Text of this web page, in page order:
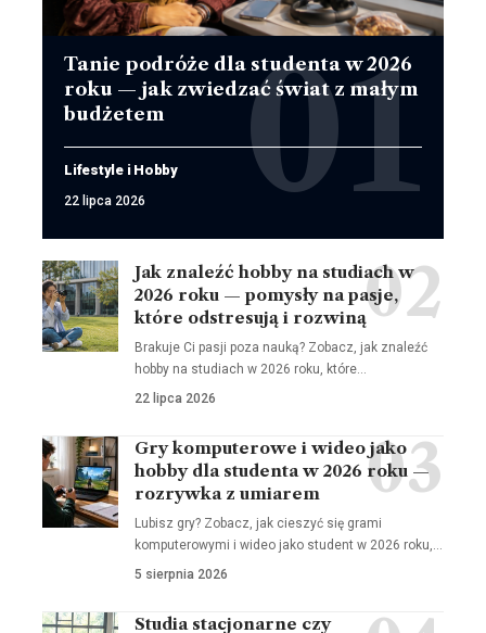
Tanie podróże dla studenta w 2026
roku — jak zwiedzać świat z małym
budżetem
Lifestyle i Hobby
22 lipca 2026
Jak znaleźć hobby na studiach w
2026 roku — pomysły na pasje,
które odstresują i rozwiną
Brakuje Ci pasji poza nauką? Zobacz, jak znaleźć
hobby na studiach w 2026 roku, które…
22 lipca 2026
Gry komputerowe i wideo jako
hobby dla studenta w 2026 roku —
rozrywka z umiarem
Lubisz gry? Zobacz, jak cieszyć się grami
komputerowymi i wideo jako student w 2026 roku,…
5 sierpnia 2026
Studia stacjonarne czy